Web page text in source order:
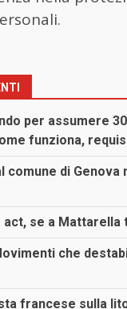
per assumere
funziona,
comune di Genova
act, se a
che
francese sulla